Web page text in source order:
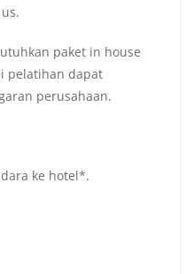
paket in house
pelatihan dapat
perusahaan.
ke hotel*.